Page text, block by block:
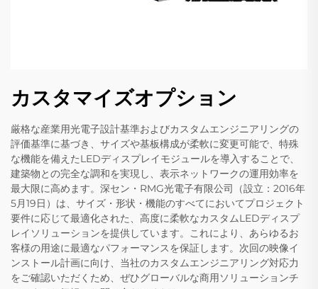
カスタマイズオプション
厳格な産業用光電子設計基準およびカスタムエンジニアリングの
評価基準に基づき、サイズや基板構成が柔軟に変更可能で、特殊
な機能を備えたLEDディスプレイモジュールを導入することで、
建築物との完全な調和を実現し、表示ネットワークの運用効率を
最大限に高めます。深セン・RMG光電子有限公司（設立：2016年
5月19日）は、サイズ・形状・機能のすべてにおいてプロジェクト
要件に応じて最適化された、高度に柔軟なカスタムLEDディスプ
レイソリューションを提供しています。これにより、あらゆるお
客様の用途に最適なパフォーマンスを保証します。次回の映像イ
ンストール計画に向け、当社のカスタムエンジニアリング対応力
をご確認いただくため、ぜひグローバルな商用ソリューションチ